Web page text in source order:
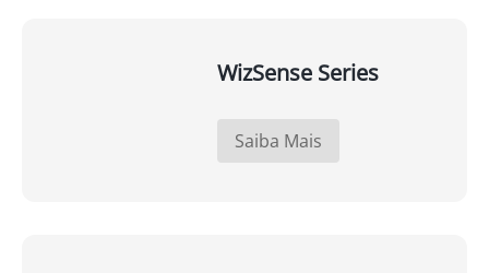
WizSense Series
Saiba Mais